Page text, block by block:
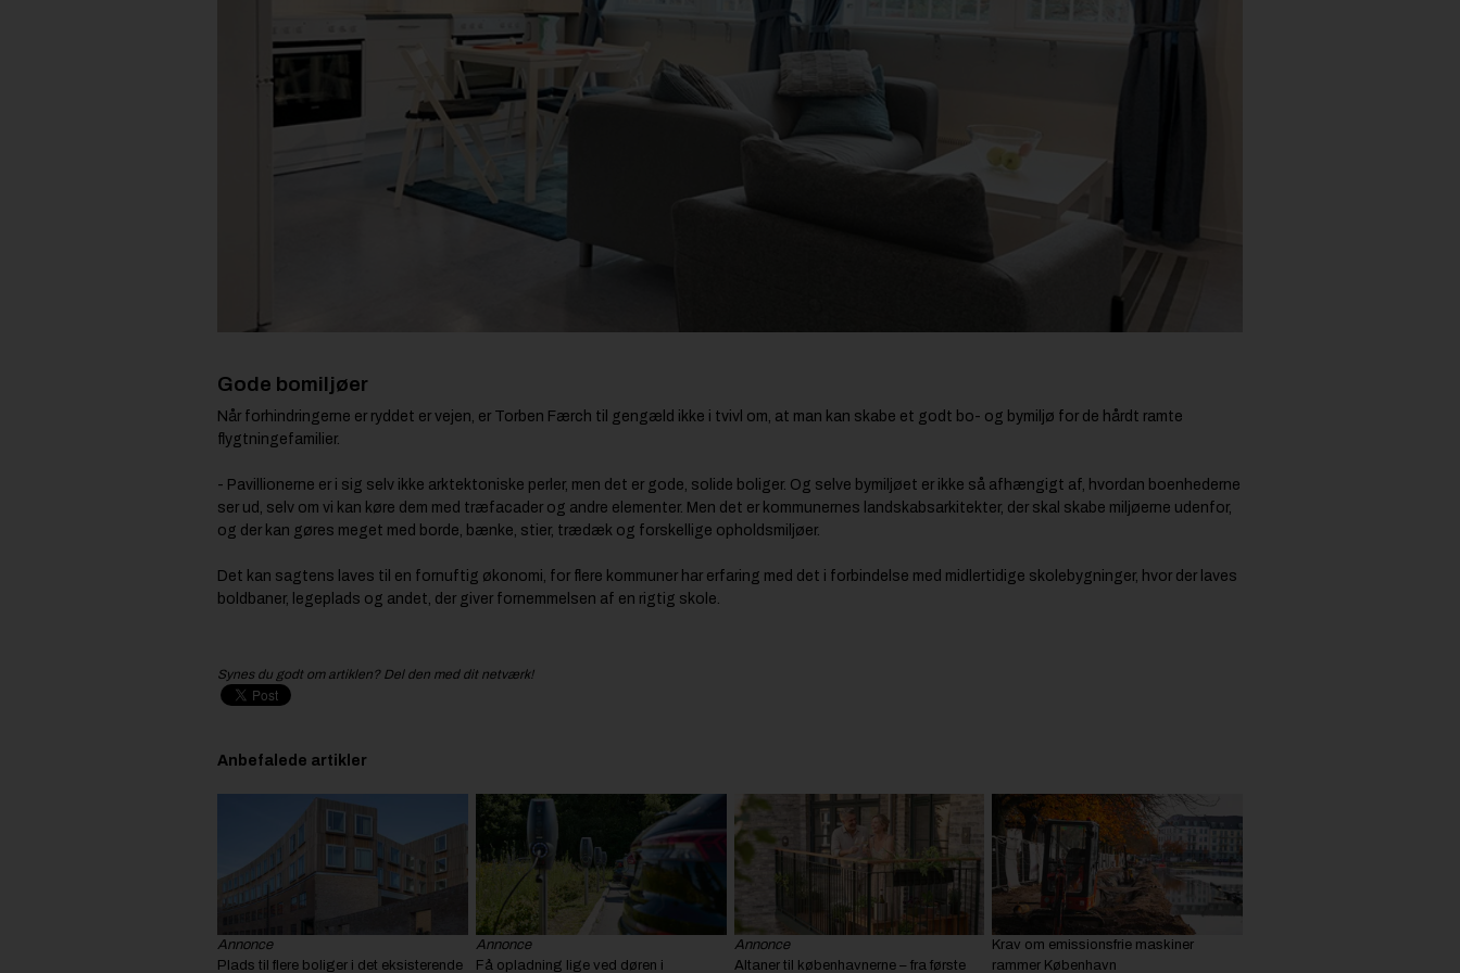
Gode bomiljøer
Når forhindringerne er ryddet er vejen, er Torben Færch til gengæld ikke i tvivl om, at man kan skabe et godt bo- og bymiljø for de hårdt ramte
flygtningefamilier.
- Pavillionerne er i sig selv ikke arktektoniske perler, men det er gode, solide boliger. Og selve bymiljøet er ikke så afhængigt af, hvordan boenhederne
ser ud, selv om vi kan køre dem med træfacader og andre elementer. Men det er kommunernes landskabsarkitekter, der skal skabe miljøerne udenfor,
og der kan gøres meget med borde, bænke, stier, trædæk og forskellige opholdsmiljøer.
Det kan sagtens laves til en fornuftig økonomi, for flere kommuner har erfaring med det i forbindelse med midlertidige skolebygninger, hvor der laves
boldbaner, legeplads og andet, der giver fornemmelsen af en rigtig skole.
Synes du godt om artiklen? Del den med dit netværk!
Anbefalede artikler
Annonce
Plads til flere boliger i det eksisterende
Annonce
Få opladning lige ved døren i
Annonce
Altaner til københavnerne – fra første
Krav om emissionsfrie maskiner
rammer København